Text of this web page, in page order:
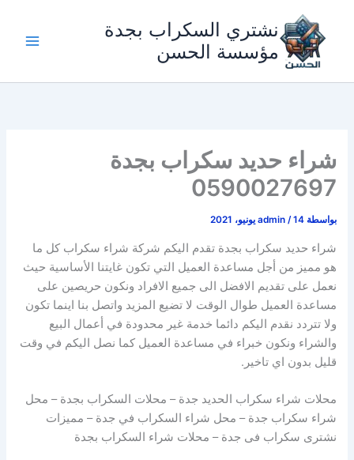
المحتوى
نشتري السكراب بجدة
مؤسسة الحسن
شراء حديد سكراب بجدة
0590027697
بواسطة admin /14 يونيو، 2021
شراء حديد سكراب بجدة تقدم اليكم شركة شراء سكراب كل ما
هو مميز من أجل مساعدة العميل التي تكون غايتنا الأساسية حيث
نعمل على تقديم الافضل الى جميع الافراد ونكون حريصين على
مساعدة العميل طوال الوقت لا تضيع المزيد واتصل بنا اينما تكون
ولا تتردد نقدم اليكم دائما خدمة غير محدودة في أعمال البيع
والشراء ونكون خبراء في مساعدة العميل كما نصل اليكم في وقت
قليل بدون اي تاخير.
محلات شراء سكراب الحديد جدة – محلات السكراب بجدة – محل
شراء سكراب جدة – محل شراء السكراب في جدة – مميزات
نشترى سكراب فى جدة – محلات شراء السكراب بجدة